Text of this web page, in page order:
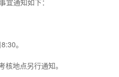
宜通知如下：
。
核地点另行通知。